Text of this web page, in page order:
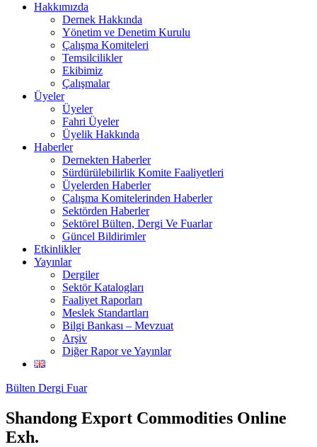
Hakkımızda
Dernek Hakkında
Yönetim ve Denetim Kurulu
Çalışma Komiteleri
Temsilcilikler
Ekibimiz
Çalışmalar
Üyeler
Üyeler
Fahri Üyeler
Üyelik Hakkında
Haberler
Dernekten Haberler
Sürdürülebilirlik Komite Faaliyetleri
Üyelerden Haberler
Çalışma Komitelerinden Haberler
Sektörden Haberler
Sektörel Bülten, Dergi Ve Fuarlar
Güncel Bildirimler
Etkinlikler
Yayınlar
Dergiler
Sektör Katalogları
Faaliyet Raporları
Meslek Standartları
Bilgi Bankası – Mevzuat
Arşiv
Diğer Rapor ve Yayınlar
Bülten Dergi Fuar
Shandong Export Commodities Online
Exh.